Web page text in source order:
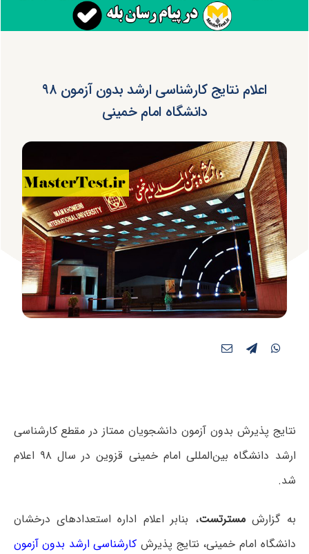
اعلام نتایج کارشناسی ارشد بدون آزمون ۹۸
دانشگاه امام خمینی
نتایج پذیرش بدون آزمون دانشجویان ممتاز در مقطع کارشناسی
ارشد دانشگاه بین‌المللی امام خمینی قزوین در سال ۹۸ اعلام
شد.
به گزارشمسترتست، بنابر اعلام اداره استعدادهای درخشان
دانشگاه امام خمینی، نتایج پذیرش کارشناسی ارشد بدون آزمون